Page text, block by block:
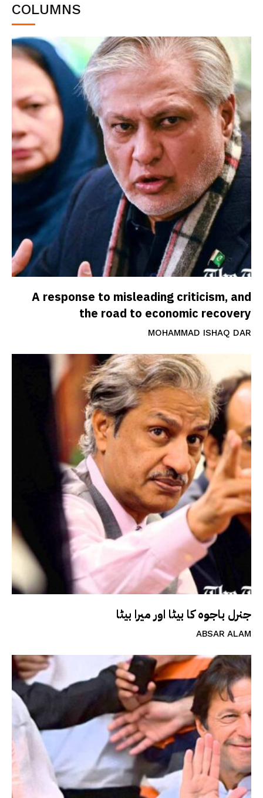
COLUMNS
A response to misleading criticism, and
the road to economic recovery
MOHAMMAD ISHAQ DAR
جنرل باجوہ کا بیٹا اور میرا بیٹا
ABSAR ALAM